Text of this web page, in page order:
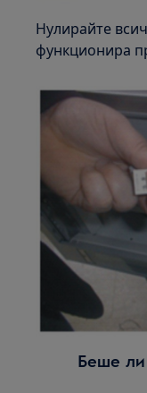
Нулирайте
функционира
Беше ли